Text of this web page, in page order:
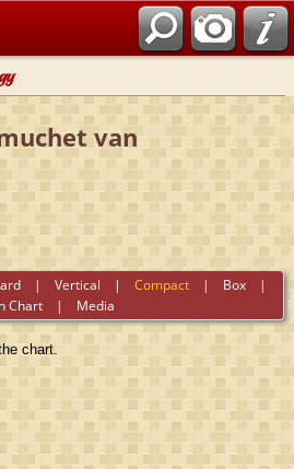
van
|Vertical |Compact | Box |
Chart | Media
chart.